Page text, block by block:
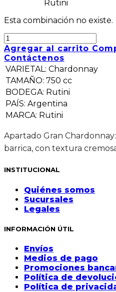
Rutini
Esta combinación no existe.
Agregar al carrito
Contáctenos
VARIETAL: Chardonnay
TAMAÑO: 750 cc
BODEGA: Rutini
PAÍS: Argentina
MARCA: Rutini
Apartado Gran
barrica, con textura
INSTITUCIONAL
Quiénes somos
Sucursales
Legales
INFORMACIÓN ÚTIL
Envíos
Medios de pago
Promociones
Política de
Política de